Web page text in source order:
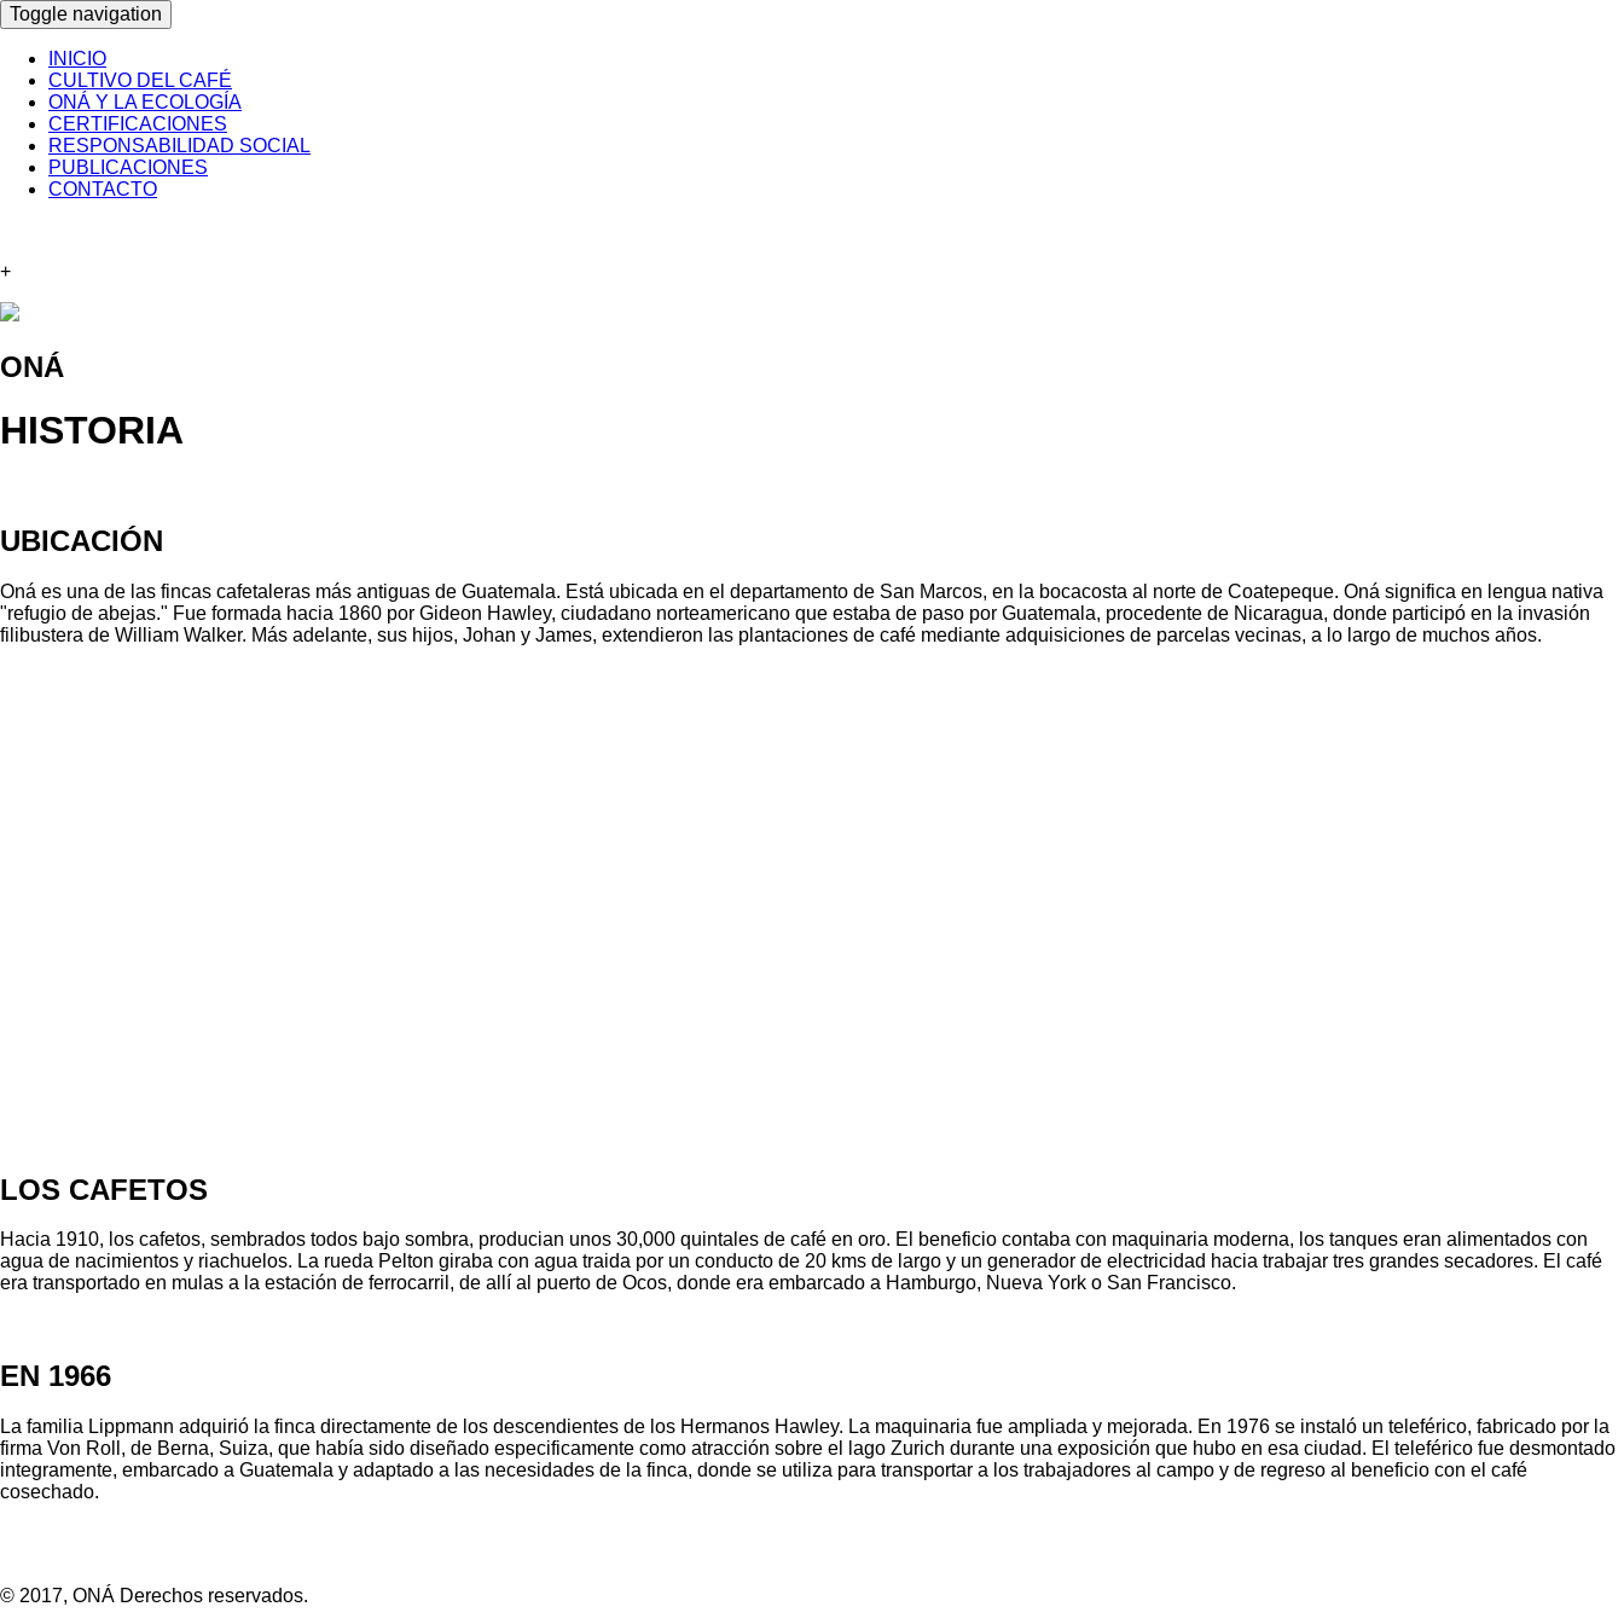
Toggle navigation
INICIO
CULTIVO DEL CAFÉ
ONÁ Y LA ECOLOGÍA
CERTIFICACIONES
RESPONSABILIDAD SOCIAL
PUBLICACIONES
CONTACTO
+
ONÁ
HISTORIA
UBICACIÓN
Oná es una de las fincas cafetaleras más antiguas de Guatemala. Está ubicada en el departamento de San Marcos, en la bocacosta al norte de Coatepeque. Oná significa en lengua nativa
"refugio de abejas." Fue formada hacia 1860 por Gideon Hawley, ciudadano norteamericano que estaba de paso por Guatemala, procedente de Nicaragua, donde participó en la invasión
filibustera de William Walker. Más adelante, sus hijos, Johan y James, extendieron las plantaciones de café mediante adquisiciones de parcelas vecinas, a lo largo de muchos años.
LOS CAFETOS
Hacia 1910, los cafetos, sembrados todos bajo sombra, producian unos 30,000 quintales de café en oro. El beneficio contaba con maquinaria moderna, los tanques eran alimentados con
agua de nacimientos y riachuelos. La rueda Pelton giraba con agua traida por un conducto de 20 kms de largo y un generador de electricidad hacia trabajar tres grandes secadores. El café
era transportado en mulas a la estación de ferrocarril, de allí al puerto de Ocos, donde era embarcado a Hamburgo, Nueva York o San Francisco.
EN 1966
La familia Lippmann adquirió la finca directamente de los descendientes de los Hermanos Hawley. La maquinaria fue ampliada y mejorada. En 1976 se instaló un teleférico, fabricado por la
firma Von Roll, de Berna, Suiza, que había sido diseñado especificamente como atracción sobre el lago Zurich durante una exposición que hubo en esa ciudad. El teleférico fue desmontado
integramente, embarcado a Guatemala y adaptado a las necesidades de la finca, donde se utiliza para transportar a los trabajadores al campo y de regreso al beneficio con el café
cosechado.
© 2017, ONÁ Derechos reservados.